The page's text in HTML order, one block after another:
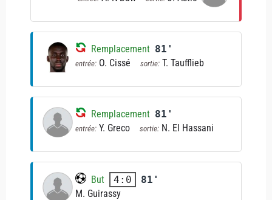
Remplacement 81'
entrée: O. Cissé sortie: T. Taufflieb
Remplacement 81'
entrée: Y. Greco sortie: N. El Hassani
But 4:0
81'
M. Guirassy